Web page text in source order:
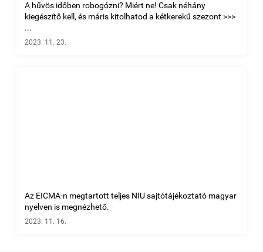
A hűvös időben robogózni? Miért ne! Csak néhány
kiegészítő kell, és máris kitolhatod a kétkerekű szezont >>>
...
2023. 11. 23.
Az EICMA-n megtartott teljes NIU sajtótájékoztató magyar
nyelven is megnézhető.
2023. 11. 16.